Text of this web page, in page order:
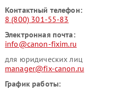
Контактный телефон:
8 (800) 301-55-83
Электронная почта:
info@canon-fixim.ru
для юридических лиц
manager@fix-canon.ru
График работы: